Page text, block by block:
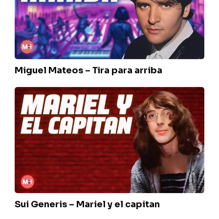
para
arriba
Miguel Mateos – Tira para arriba
Sui
Generis
Mariel
y
el
capitan
Sui Generis – Mariel y el capitan